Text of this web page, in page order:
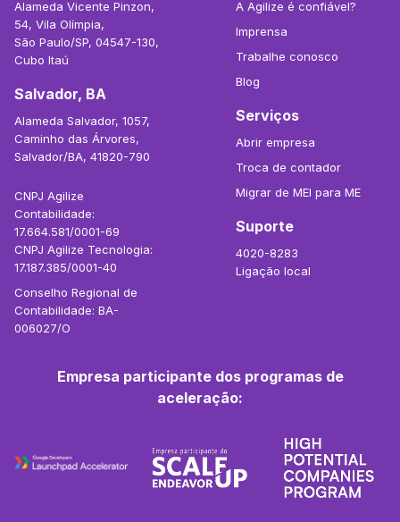
Alameda Vicente Pinzon,
54, Vila Olímpia,
São Paulo/SP, 04547-130,
Cubo Itaú
Salvador, BA
Alameda Salvador, 1057,
Caminho das Árvores,
Salvador/BA, 41820-790
CNPJ Agilize
Contabilidade:
17.664.581/0001-69
CNPJ Agilize Tecnologia:
17.187.385/0001-40
Conselho Regional de
Contabilidade: BA-
006027/O
A Agilize é confiável?
Imprensa
Trabalhe conosco
Blog
Serviços
Abrir empresa
Troca de contador
Migrar de MEI para ME
Suporte
4020-8283
Ligação local
Empresa participante dos programas de
aceleração: